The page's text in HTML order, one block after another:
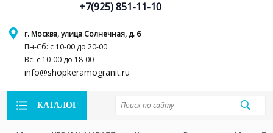
г. Москва, улица Солнечная, д. 6
Пн-Сб: с 10-00 до 20-00
Вс: с 10-00 до 18-00
info@shopkeramogranit.ru
+7(925) 851-11-10
КАТАЛОГ